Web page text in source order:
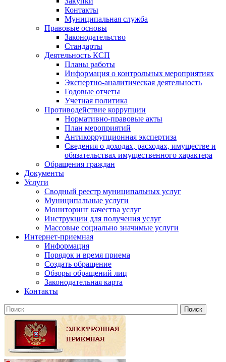
Контакты
Муниципальная служба
Правовые основы
Законодательство
Стандарты
Деятельность КСП
Планы работы
Информация о контрольных мероприятиях
Экспертно-аналитическая деятельность
Годовые отчеты
Учетная политика
Противодействие коррупции
Нормативно-правовые акты
План мероприятий
Антикоррупционная экспертиза
Сведения о доходах, расходах, имуществе и
обязательствах имущественного характера
Обращения граждан
Документы
Услуги
Сводный реестр муниципальных услуг
Муниципальные услуги
Мониторинг качества услуг
Инструкции для получения услуг
Массовые социально значимые услуги
Интернет-приемная
Информация
Порядок и время приема
Создать обращение
Обзоры обращений лиц
Законодательная карта
Контакты